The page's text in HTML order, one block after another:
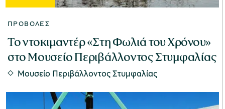
ΠΡΟΒΟΛΈΣ
Το ντοκιμαντέρ «Στη Φωλιά του Χρόνου»
στο Μουσείο Περιβάλλοντος Στυμφαλίας
Μουσείο Περιβάλλοντος Στυμφαλίας